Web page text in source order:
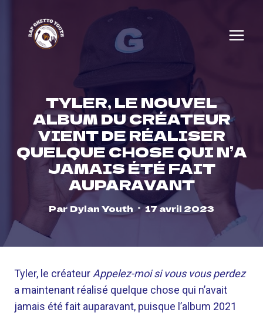
content
TYLER, LE NOUVEL
ALBUM DU CRÉATEUR
VIENT DE RÉALISER
QUELQUE CHOSE QUI N’A
JAMAIS ÉTÉ FAIT
AUPARAVANT
Par Dylan Youth 17 avril 2023
Tyler, le créateur Appelez-moi si vous vous perdez
a maintenant réalisé quelque chose qui n’avait
jamais été fait auparavant, puisque l’album 2021